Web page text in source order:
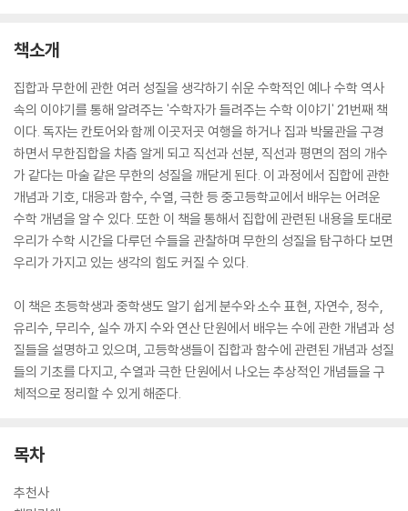
책소개
집합과 무한에 관한 여러 성질을 생각하기 쉬운 수학적인 예나 수학 역사
속의 이야기를 통해 알려주는 '수학자가 들려주는 수학 이야기' 21번째 책
이다. 독자는 칸토어와 함께 이곳저곳 여행을 하거나 집과 박물관을 구경
하면서 무한집합을 차츰 알게 되고 직선과 선분, 직선과 평면의 점의 개수
가 같다는 마술 같은 무한의 성질을 깨닫게 된다. 이 과정에서 집합에 관한
개념과 기호, 대응과 함수, 수열, 극한 등 중고등학교에서 배우는 어려운
수학 개념을 알 수 있다. 또한 이 책을 통해서 집합에 관련된 내용을 토대로
우리가 수학 시간을 다루던 수들을 관찰하며 무한의 성질을 탐구하다 보면
우리가 가지고 있는 생각의 힘도 커질 수 있다.
이 책은 초등학생과 중학생도 알기 쉽게 분수와 소수 표현, 자연수, 정수,
유리수, 무리수, 실수 까지 수와 연산 단원에서 배우는 수에 관한 개념과 성
질들을 설명하고 있으며, 고등학생들이 집합과 함수에 관련된 개념과 성질
들의 기초를 다지고, 수열과 극한 단원에서 나오는 추상적인 개념들을 구
체적으로 정리할 수 있게 해준다.
목차
추천사